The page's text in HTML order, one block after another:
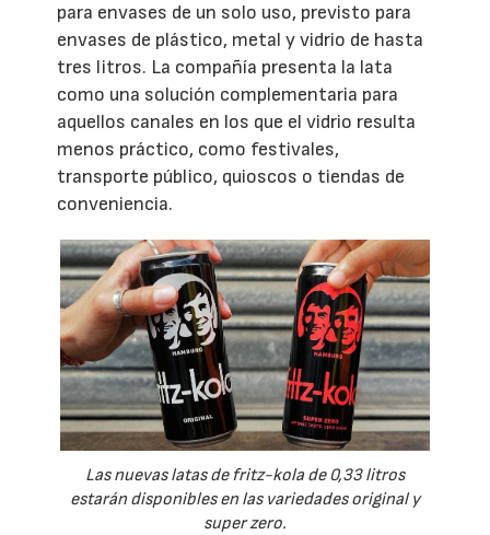
para envases de un solo uso, previsto para
envases de plástico, metal y vidrio de hasta
tres litros. La compañía presenta la lata
como una solución complementaria para
aquellos canales en los que el vidrio resulta
menos práctico, como festivales,
transporte público, quioscos o tiendas de
conveniencia.
Las nuevas latas de fritz-kola de 0,33 litros
estarán disponibles en las variedades original y
super zero.